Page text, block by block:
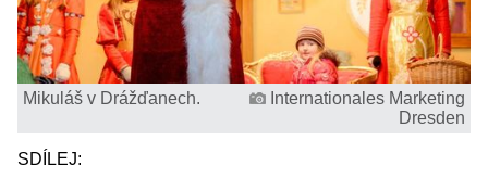
Mikuláš v Drážďanech.
Internationales Marketing
Dresden
SDÍLEJ: